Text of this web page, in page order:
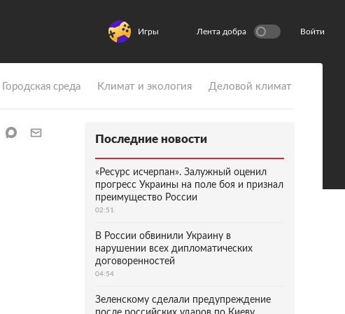
Игры Лента добра Войти
Городская среда Климат и экология Деловой климат
Последние новости
«Ресурс исчерпан». Залужный оценил
прогресс Украины на поле боя и признал
преимущество России
02:51
В России обвинили Украину в
нарушении всех дипломатических
договоренностей
04:54
Зеленскому сделали предупреждение